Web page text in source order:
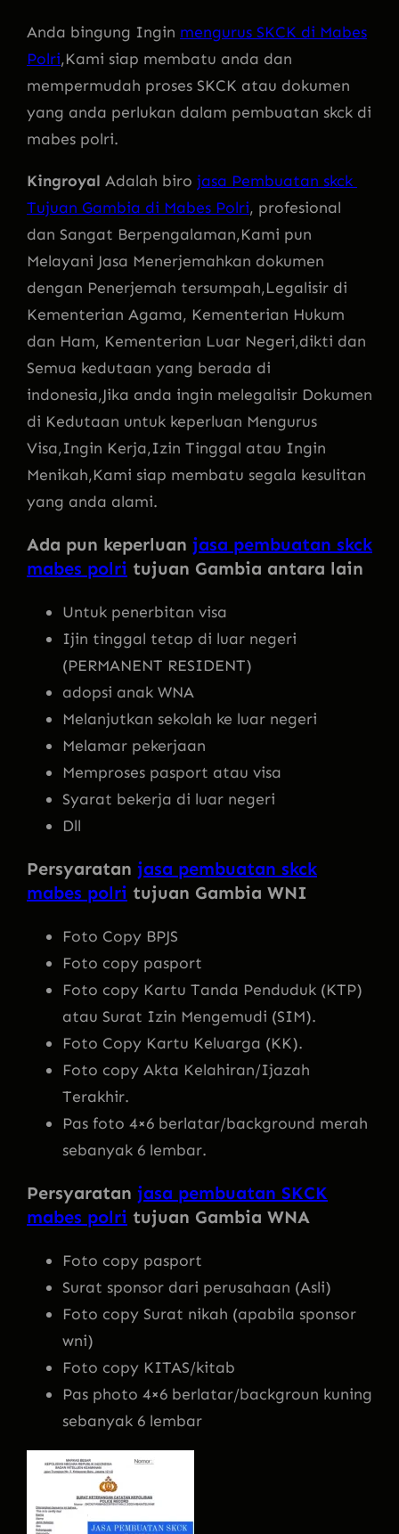
Anda bingung Ingin mengurus SKCK di Mabes
Polri,Kami siap membatu anda dan
mempermudah proses SKCK atau dokumen
yang anda perlukan dalam pembuatan skck di
mabes polri.
Kingroyal Adalah biro jasa Pembuatan skck
Tujuan Gambia di Mabes Polri, profesional
dan Sangat Berpengalaman,Kami pun
Melayani Jasa Menerjemahkan dokumen
dengan Penerjemah tersumpah,Legalisir di
Kementerian Agama, Kementerian Hukum
dan Ham, Kementerian Luar Negeri,dikti dan
Semua kedutaan yang berada di
indonesia,Jika anda ingin melegalisir Dokumen
di Kedutaan untuk keperluan Mengurus
Visa,Ingin Kerja,Izin Tinggal atau Ingin
Menikah,Kami siap membatu segala kesulitan
yang anda alami.
Ada pun keperluan jasa pembuatan skck
mabes polri tujuan Gambia antara lain
Untuk penerbitan visa
Ijin tinggal tetap di luar negeri
(PERMANENT RESIDENT)
adopsi anak WNA
Melanjutkan sekolah ke luar negeri
Melamar pekerjaan
Memproses pasport atau visa
Syarat bekerja di luar negeri
Dll
Persyaratan jasa pembuatan skck
mabes polri tujuan Gambia WNI
Foto Copy BPJS
Foto copy pasport
Foto copy Kartu Tanda Penduduk (KTP)
atau Surat Izin Mengemudi (SIM).
Foto Copy Kartu Keluarga (KK).
Foto copy Akta Kelahiran/Ijazah
Terakhir.
Pas foto 4×6 berlatar/background merah
sebanyak 6 lembar.
Persyaratan jasa pembuatan SKCK
mabes polri tujuan Gambia WNA
Foto copy pasport
Surat sponsor dari perusahaan (Asli)
Foto copy Surat nikah (apabila sponsor
wni)
Foto copy KITAS/kitab
Pas photo 4×6 berlatar/backgroun kuning
sebanyak 6 lembar